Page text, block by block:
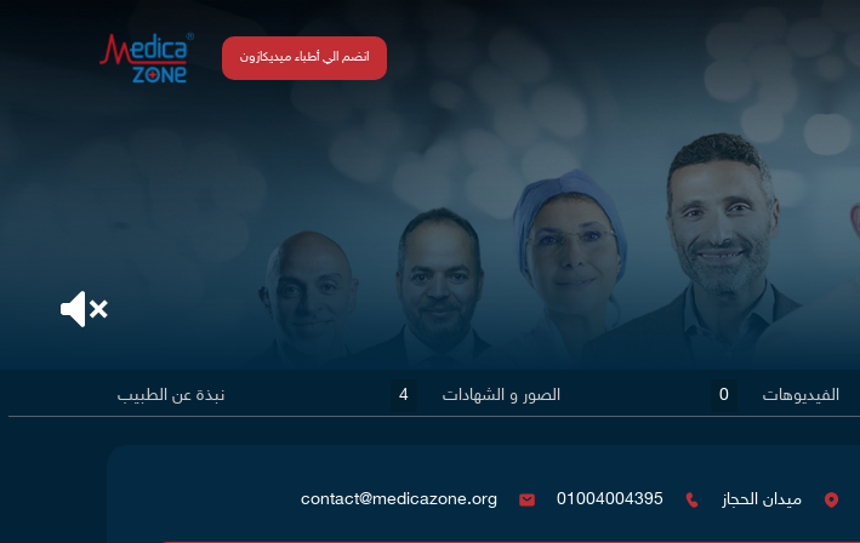
انضم الي أطباء ميديكازون
الفيديوهات 0 الصور و الشهادات 4 نبذة عن الطبيب
ميدان الحجاز 01004004395
contact@medicazone.org